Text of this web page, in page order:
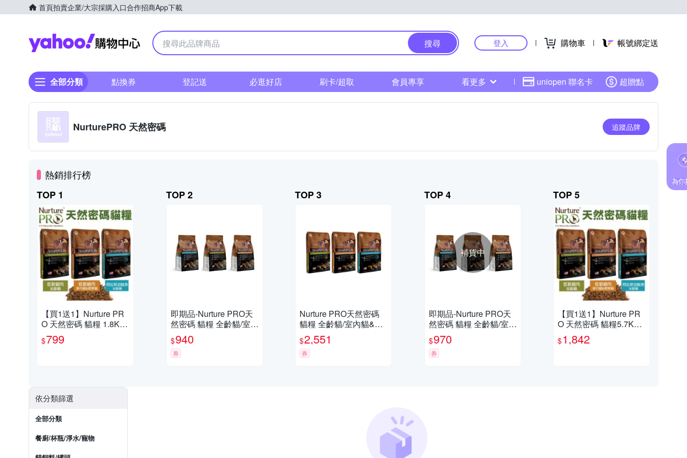
首頁拍賣企業/大宗採購入口合作招商App下載
Yahoo購物中心
搜尋 登入 購物車 帳號綁定送
全部分類 點換券 登記送 必逛好店 刷卡/超取 會員專享 看更多 uniopen 聯名卡 超贈點
NurturePRO 天然密碼 追蹤品牌
熱銷排行榜
TOP 1
【買1送1】Nurture PR
O 天然密碼 貓糧 1.8Kg
全齡貓 室內貓 絕育貓 貓
飼料『寵喵樂旗艦店』
$799
TOP 2
即期品-Nurture PRO天
然密碼 貓糧 全齡貓/室內
貓&絕育貓配方 4lb/1.8k
g
$940
券
TOP 3
Nurture PRO天然密碼
貓糧 全齡貓/室內貓&絕
育貓配方12.5lb/5.7kg
$2,551
券
TOP 4
補貨中
即期品-Nurture PRO天
然密碼 貓糧 全齡貓/室內
貓&絕育貓配方 0.66lb/3
00g x4入組
$970
券
TOP 5
【買1送1】Nurture PR
O 天然密碼 貓糧5.7Kg
全齡貓 室內貓 絕育貓 貓
飼料『寵喵樂旗艦店』
$1,842
依分類篩選
全部分類
餐廚/杯瓶/淨水/寵物